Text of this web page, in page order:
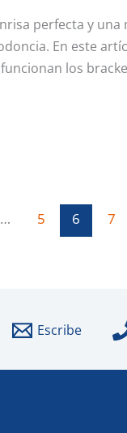
perfecta y
En este
los
… 5 6 7
Escribe